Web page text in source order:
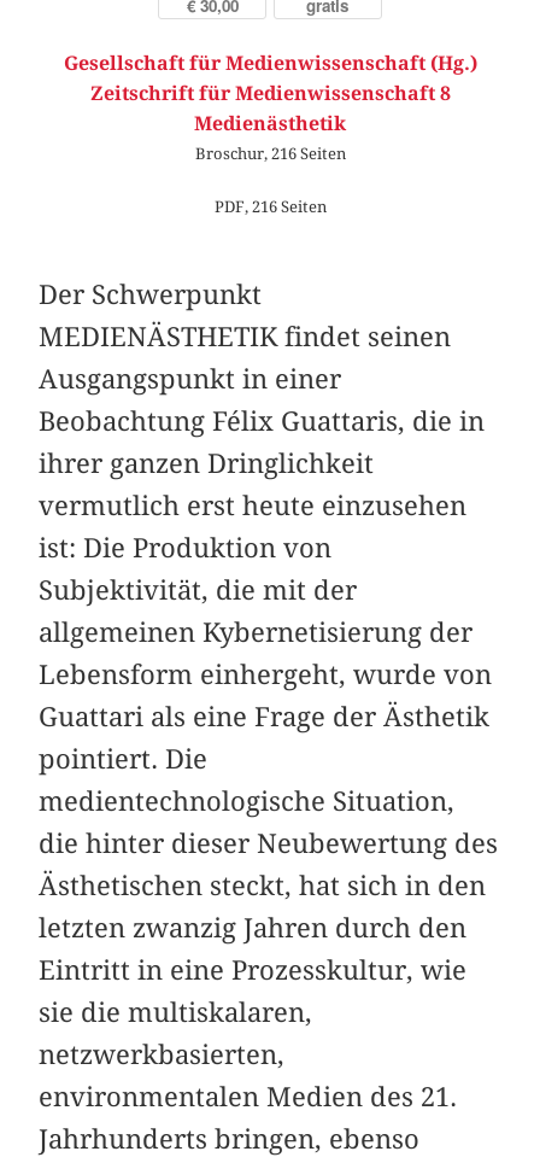
€ 30,00 gratis
Gesellschaft für Medienwissenschaft (Hg.)
Zeitschrift für Medienwissenschaft 8
Medienästhetik
Broschur, 216 Seiten
PDF, 216 Seiten
Der Schwerpunkt
MEDIENÄSTHETIK findet seinen
Ausgangspunkt in einer
Beobachtung Félix Guattaris, die in
ihrer ganzen Dringlichkeit
vermutlich erst heute einzusehen
ist: Die Produktion von
Subjektivität, die mit der
allgemeinen Kybernetisierung der
Lebensform einhergeht, wurde von
Guattari als eine Frage der Ästhetik
pointiert. Die
medientechnologische Situation,
die hinter dieser Neubewertung des
Ästhetischen steckt, hat sich in den
letzten zwanzig Jahren durch den
Eintritt in eine Prozesskultur, wie
sie die multiskalaren,
netzwerkbasierten,
environmentalen Medien des 21.
Jahrhunderts bringen, ebenso